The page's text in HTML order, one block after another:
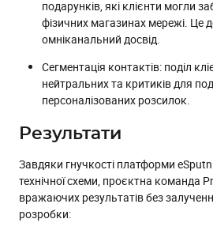
подарунків, які клієнти могли
фізичних магазинах мережі. Це
омніканальний досвід.
Сегментація контактів: поділ
нейтральних та критиків для
персоналізованих розсилок.
Результати
Завдяки гнучкості платформи
технічної схеми, проєктна команда
вражаючих результатів без
розробки: